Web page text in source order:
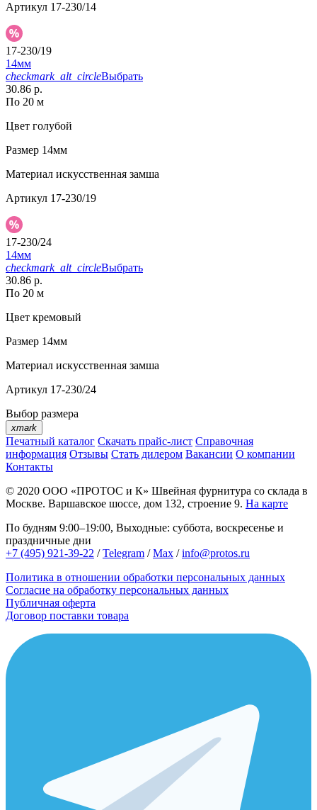
Артикул 17-230/14
17-230/19
14мм
checkmark_alt_circleВыбрать
30.86 р.
По 20 м
Цвет голубой
Размер 14мм
Материал искусственная замша
Артикул 17-230/19
17-230/24
14мм
checkmark_alt_circleВыбрать
30.86 р.
По 20 м
Цвет кремовый
Размер 14мм
Материал искусственная замша
Артикул 17-230/24
Выбор размера
xmark
Печатный каталог Скачать прайс-лист Справочная
информация Отзывы Стать дилером Вакансии О компании
Контакты
© 2020 ООО «ПРОТОС и К» Швейная фурнитура со склада в
Москве. Варшавское шоссе, дом 132, строение 9. На карте
По будням 9:00–19:00, Выходные: суббота, воскресенье и
праздничные дни
+7 (495) 921-39-22 /Telegram /Max /info@protos.ru
Политика в отношении обработки персональных данных
Согласие на обработку персональных данных
Публичная оферта
Договор поставки товара